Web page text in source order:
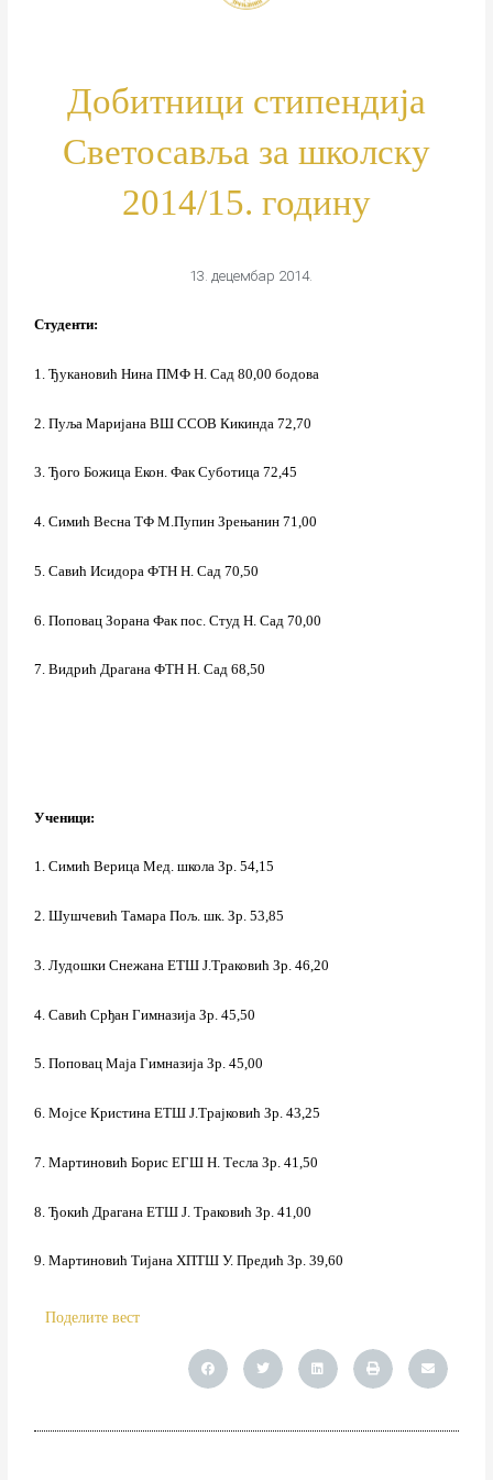
Добитници стипендија
Светосавља за школску
2014/15. годину
13. децембар 2014.
Студенти:
1. Ђукановић Нина ПМФ Н. Сад 80,00 бодова
2. Пуља Mаријана ВШ ССОВ Кикинда 72,70
3. Ђого Божица Екон. Фак Суботица 72,45
4. Симић Весна ТФ М.Пупин Зрењанин 71,00
5. Савић Исидора ФТН Н. Сад 70,50
6. Поповац Зорана Фак пос. Студ Н. Сад 70,00
7. Видрић Драгана ФТН Н. Сад 68,50
Ученици:
1. Симић Верица Мед. школа Зр. 54,15
2. Шушчевић Тамара Пољ. шк. Зр. 53,85
3. Лудошки Снежана ЕТШ Ј.Траковић Зр. 46,20
4. Савић Срђан Гимназија Зр. 45,50
5. Поповац Маја Гимназија Зр. 45,00
6. Мојсе Кристина ЕТШ Ј.Трајковић Зр. 43,25
7. Мартиновић Борис ЕГШ Н. Тесла Зр. 41,50
8. Ђокић Драгана ЕТШ Ј. Траковић Зр. 41,00
9. Мартиновић Тијана ХПТШ У. Предић Зр. 39,60
Поделите вест